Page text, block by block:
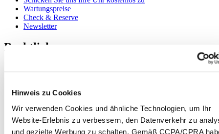
Hinweis zu Cookies
Wir verwenden Cookies und ähnliche Technologien, um Ihr
Website-Erlebnis zu verbessern, den Datenverkehr zu
und gezielte Werbung zu schalten. Gemäß CCPA/CPRA
Wartungspreise
Check & Reserve
Newsletter
Rechtliches
Impressum
Verkaufsbedingungen und Konditionen
Widerruf des Vertrags